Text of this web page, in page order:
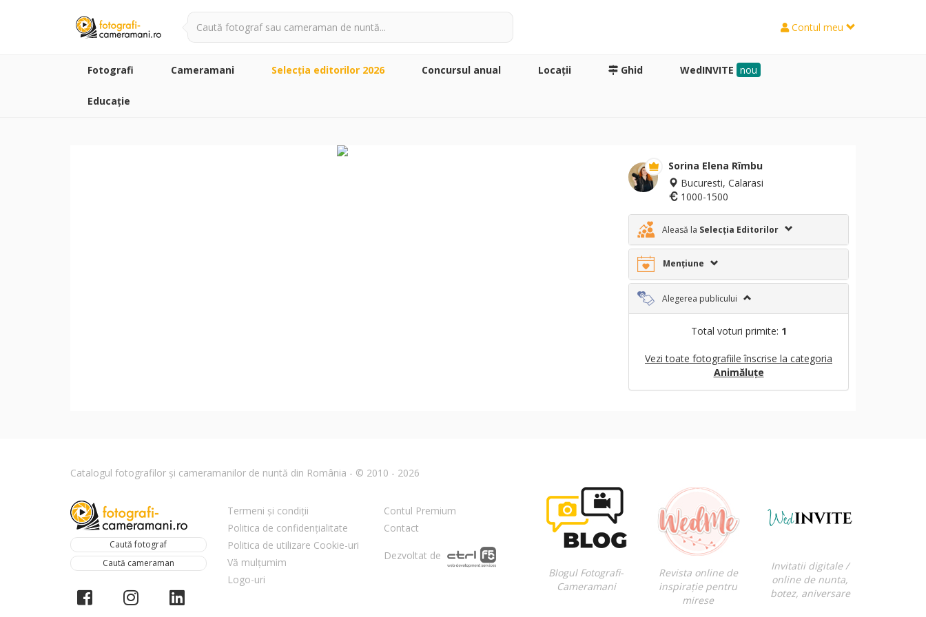
Contul meu
Fotografi Cameramani Selecţia editorilor 2026 Concursul anual Locaţii Ghid WedINVITE nou
Educație
Sorina Elena Rîmbu
Bucuresti, Calarasi
1000-1500
Aleasă la Selecția Editorilor
Mențiune
Alegerea publicului
Total voturi primite: 1
Vezi toate fotografiile înscrise la categoria
Animăluțe
Catalogul fotografilor și cameramanilor de nuntă din România - © 2010 - 2026
Caută fotograf
Caută cameraman
Termeni și condiții
Politica de confidențialitate
Politica de utilizare Cookie-uri
Vă mulțumim
Logo-uri
Contul Premium
Contact
Dezvoltat de
Blogul Fotografi-
Cameramani
Revista online de
inspirație pentru
mirese
Invitatii digitale /
online de nunta,
botez, aniversare